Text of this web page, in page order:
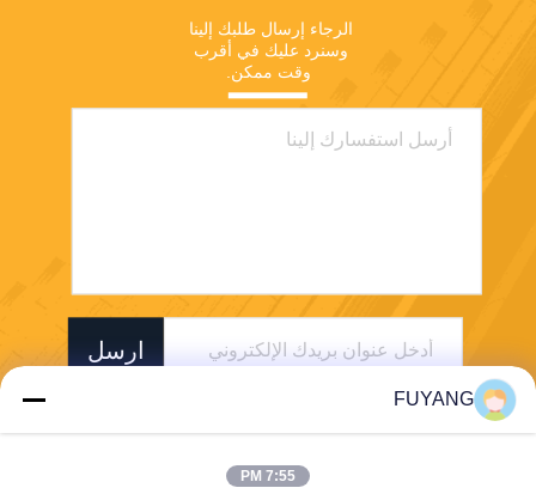
وقت ممكن.
ارسل
FUYANG
7:55 PM